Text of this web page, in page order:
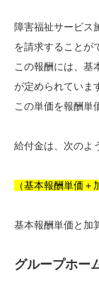
障害福祉サービス
を請求することが
この報酬には、基
が定められていま
この単価を報酬単
給付金は、次のよ
（基本報酬単価
基本報酬単価と加
グループホー